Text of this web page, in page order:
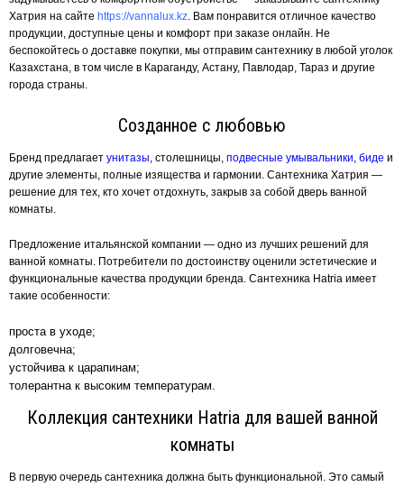
Хатрия на сайте https://vannalux.kz. Вам понравится отличное качество
продукции, доступные цены и комфорт при заказе онлайн. Не
беспокойтесь о доставке покупки, мы отправим сантехнику в любой уголок
Казахстана, в том числе в Караганду, Астану, Павлодар, Тараз и другие
города страны.
Созданное с любовью
Бренд предлагает унитазы, столешницы, подвесные умывальники, биде и
другие элементы, полные изящества и гармонии. Сантехника Хатрия —
решение для тех, кто хочет отдохнуть, закрыв за собой дверь ванной
комнаты.
Предложение итальянской компании — одно из лучших решений для
ванной комнаты. Потребители по достоинству оценили эстетические и
функциональные качества продукции бренда. Сантехника Hatria имеет
такие особенности:
проста в уходе;
долговечна;
устойчива к царапинам;
толерантна к высоким температурам.
Коллекция сантехники Hatria для вашей ванной
комнаты
В первую очередь сантехника должна быть функциональной. Это самый